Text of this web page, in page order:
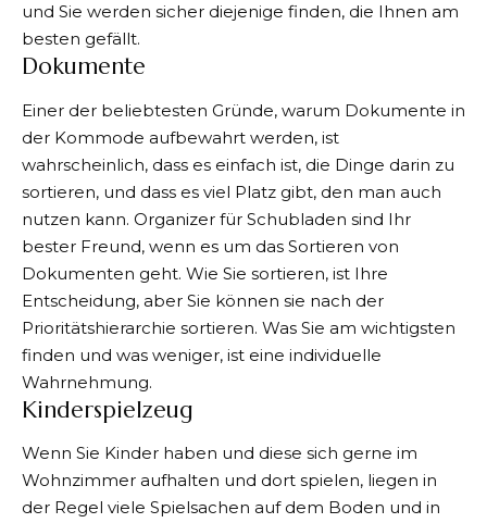
und Sie werden sicher diejenige finden, die Ihnen am
besten gefällt.
Dokumente
Einer der beliebtesten Gründe, warum Dokumente in
der Kommode aufbewahrt werden, ist
wahrscheinlich, dass es einfach ist, die Dinge darin zu
sortieren, und dass es viel Platz gibt, den man auch
nutzen kann. Organizer für Schubladen sind Ihr
bester Freund, wenn es um das Sortieren von
Dokumenten geht. Wie Sie sortieren, ist Ihre
Entscheidung, aber Sie können sie nach der
Prioritätshierarchie sortieren. Was Sie am wichtigsten
finden und was weniger, ist eine individuelle
Wahrnehmung.
Kinderspielzeug
Wenn Sie Kinder haben und diese sich gerne im
Wohnzimmer aufhalten und dort spielen, liegen in
der Regel viele Spielsachen auf dem Boden und in